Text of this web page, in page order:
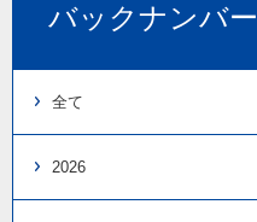
バックナンバー
全て
2026